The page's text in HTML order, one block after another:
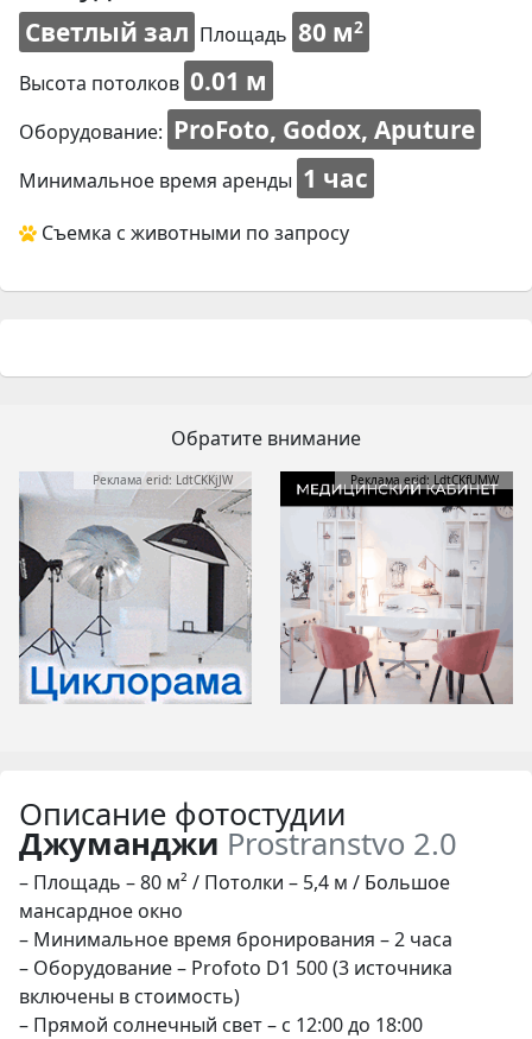
Светлый зал Площадь 80 м2
Высота потолков 0.01 м
Оборудование: ProFoto, Godox, Aputure
Минимальное время аренды 1 час
Съемка с животными по запросу
Обратите внимание
Реклама erid: LdtCKKjJW Реклама erid: LdtCKfUMW
Описание фотостудии
Джуманджи Prostranstvo 2.0
– Площадь – 80 м² / Потолки – 5,4 м / Большое
мансардное окно
– Mинимальное время бронирования – 2 часа
– Оборудование – Profoto D1 500 (3 источника
включены в стоимость)
– Прямой солнечный свет – с 12:00 до 18:00